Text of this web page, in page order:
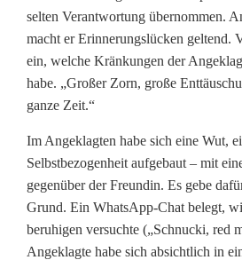
M
e
s
s
e
r
s
t
selten Verantwortung übernommen.
macht er Erinnerungslücken geltend.
ein, welche Kränkungen der
habe. „Großer Zorn, große
ganze Zeit.“
Im Angeklagten habe sich eine Wut,
Selbstbezogenheit aufgebaut – mit
gegenüber der Freundin. Es gebe
Grund. Ein WhatsApp-Chat belegt,
beruhigen versuchte („Schnucki, red
Angeklagte habe sich absichtlich in